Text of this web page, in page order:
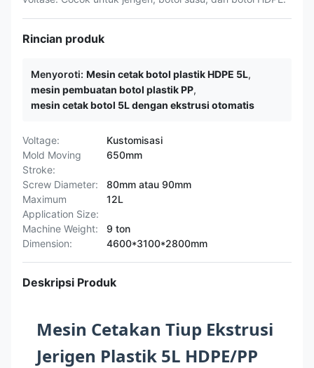
Rincian produk
Menyoroti: Mesin cetak botol plastik HDPE 5L,
mesin pembuatan botol plastik PP,
mesin cetak botol 5L dengan ekstrusi otomatis
Voltage:
Kustomisasi
Mold Moving
Stroke:
650mm
Screw Diameter:
80mm atau 90mm
Maximum
Application Size:
12L
Machine Weight:
9 ton
Dimension:
4600*3100*2800mm
Deskripsi Produk
Mesin Cetakan Tiup Ekstrusi
Jerigen Plastik 5L HDPE/PP